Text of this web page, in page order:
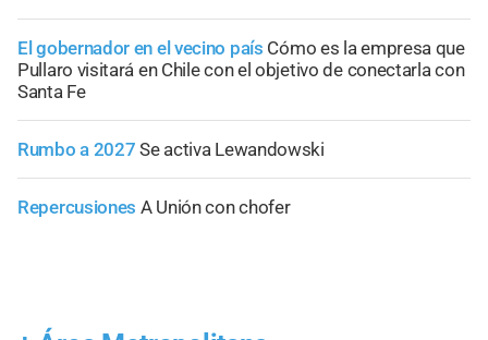
El gobernador en el vecino país Cómo es la empresa que
Pullaro visitará en Chile con el objetivo de conectarla con
Santa Fe
Rumbo a 2027 Se activa Lewandowski
Repercusiones A Unión con chofer